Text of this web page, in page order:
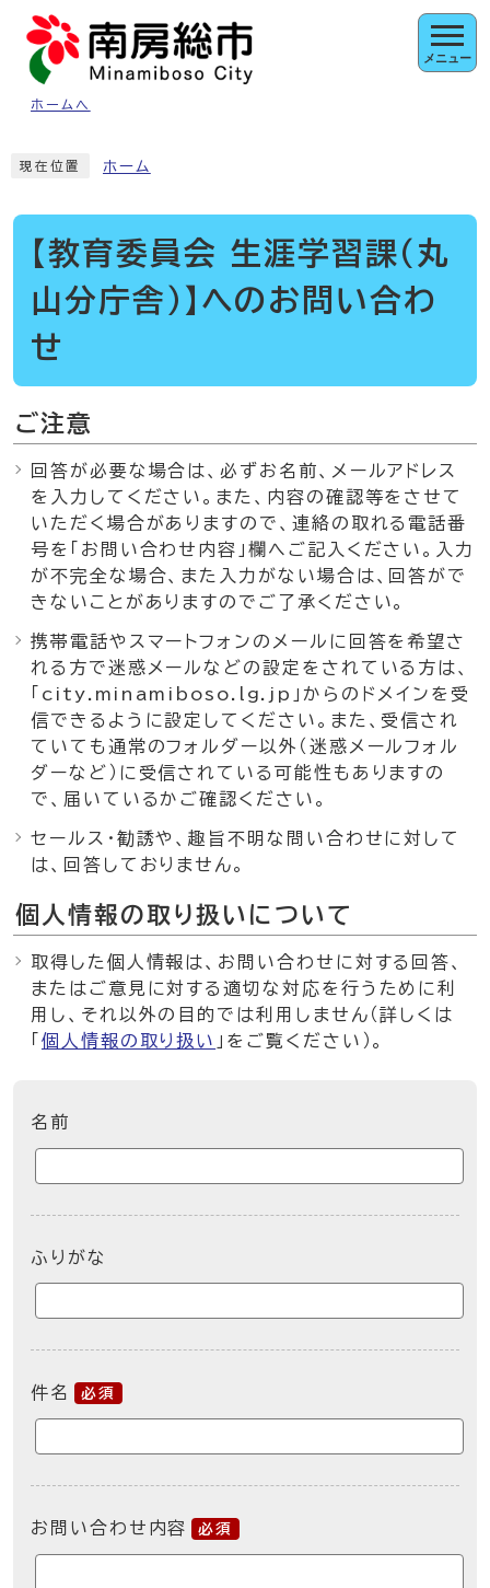
ページの先頭です
ホームへ
メニュー
現在位置 ホーム
【教育委員会 生涯学習課（丸
山分庁舎）】へのお問い合わ
せ
ご注意
回答が必要な場合は、必ずお名前、メールアドレス
を入力してください。また、内容の確認等をさせて
いただく場合がありますので、連絡の取れる電話番
号を「お問い合わせ内容」欄へご記入ください。入力
が不完全な場合、また入力がない場合は、回答がで
きないことがありますのでご了承ください。
携帯電話やスマートフォンのメールに回答を希望さ
れる方で迷惑メールなどの設定をされている方は、
「city.minamiboso.lg.jp」からのドメインを受
信できるように設定してください。また、受信され
ていても通常のフォルダー以外（迷惑メールフォル
ダーなど）に受信されている可能性もありますの
で、届いているかご確認ください。
セールス・勧誘や、趣旨不明な問い合わせに対して
は、回答しておりません。
個人情報の取り扱いについて
取得した個人情報は、お問い合わせに対する回答、
またはご意見に対する適切な対応を行うために利
用し、それ以外の目的では利用しません（詳しくは
個人情報の取り扱い 」をご覧ください）。
名前
ふりがな
件名 必須
お問い合わせ内容 必須